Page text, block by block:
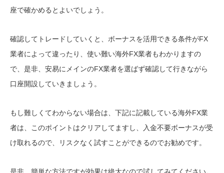
座で確かめるとよいでしょう。
確認してトレードしていくと、ボーナスを活用できる条件がFX
業者によって違ったり、使い難い海外FX業者もわかりますの
で、是非、安易にメインのFX業者を選ばず確認して行きながら
口座開設していきましょう。
もし難しくてわからない場合は、下記に記載している海外FX業
者は、このポイントはクリアしてますし、入金不要ボーナスが受
け取れるので、リスクなく試すことができるのでお勧めです。